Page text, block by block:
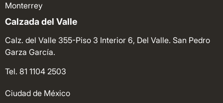
Monterrey
Calzada del Valle
Calz. del Valle 355-Piso 3 Interior 6, Del Valle. San Pedro
Garza García.
Tel. 81 1104 2503
Ciudad de México